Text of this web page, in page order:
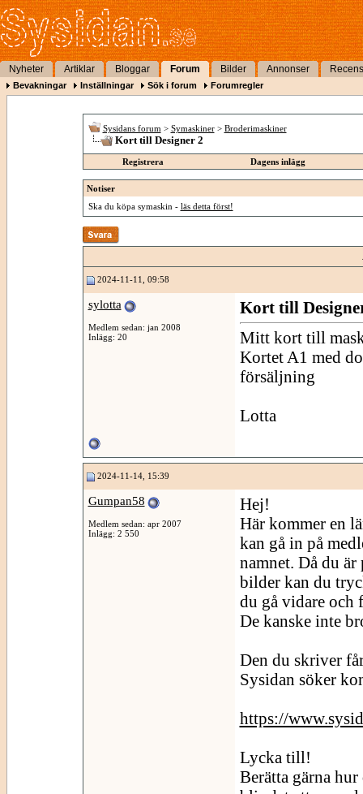
Nyheter Artiklar Bloggar Forum Bilder Annonser
Bevakningar Inställningar Sök i forum Forumregler
Sysidans forum > Symaskiner > Broderimaskiner
Kort till Designer 2
Registrera Dagens inlägg
Notiser
Ska du köpa symaskin - läs detta först!
2024-11-11, 09:58
sylotta
Medlem sedan: jan 2008
Inlägg: 20
Kort till
Mitt kort till
Kortet A1 med
försäljning
Lotta
2024-11-14, 15:39
Gumpan58
Medlem sedan: apr 2007
Inlägg: 2 550
Hej!
Här kommer en
kan gå in på
namnet. Då du
bilder kan du
du gå vidare och
De kanske inte
Den du skriver
Sysidan söker
https://
Lycka till!
Berätta gärna